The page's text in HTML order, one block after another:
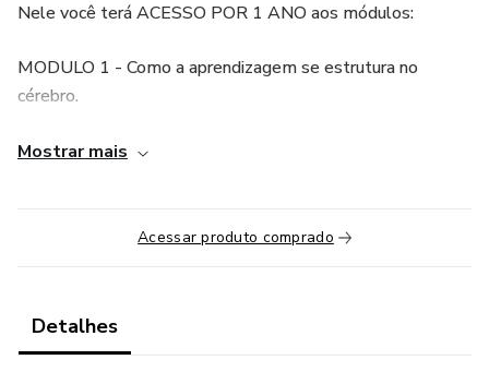
Nele você terá ACESSO POR 1 ANO aos módulos:
MODULO 1 - Como a aprendizagem se estrutura no
cérebro.
MÓDULO 2 – As rotas da aprendizagem.
MÓDULO 3 – O cérebro pensante.
MÓDULO 5 – O cérebro que se comunica.
Mostrar mais
Acessar produto comprado
Detalhes